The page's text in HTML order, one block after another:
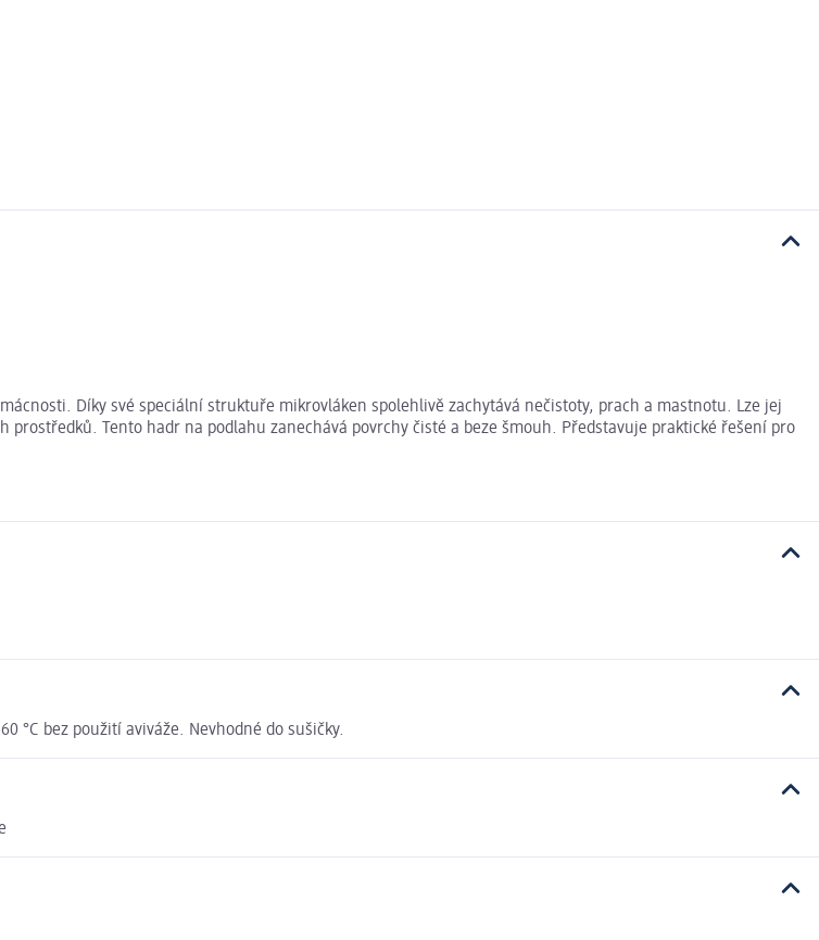
Díky své speciální struktuře mikrovláken spolehlivě zachytává nečistoty, prach a mastnotu. Lze jej
Tento hadr na podlahu zanechává povrchy čisté a beze šmouh. Představuje praktické řešení pro
°C bez použití aviváže. Nevhodné do sušičky.